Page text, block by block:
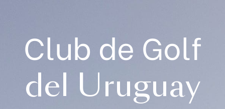
Club de Golf
del Uruguay